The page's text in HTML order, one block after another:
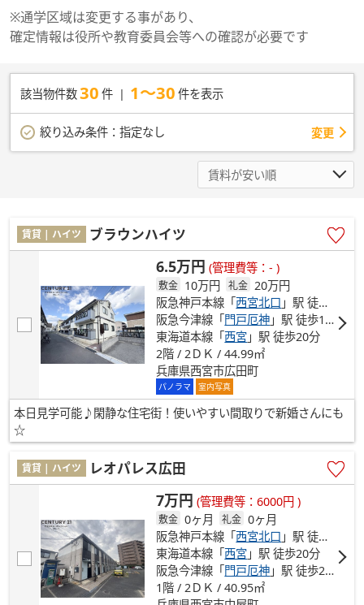
※通学区域は変更する事があり、
確定情報は役所や教育委員会等への確認が必要です
該当物件数30 件 1～30 件を表示
絞り込み条件： 指定なし 変更
賃貸 | ハイツ ブラウンハイツ
6.5万円 (管理費等：- )
敷金 10万円 礼金 20万円
阪急神戸本線「西宮北口 」駅 徒歩17分
阪急今津線「門戸厄神 」駅 徒歩18分
東海道本線「西宮 」駅 徒歩20分
2階 / 2ＤＫ / 44.99㎡
兵庫県西宮市広田町
パノラマ 室内写真
本日見学可能♪閑静な住宅街！使いやすい間取りで新婚さんにも
☆
賃貸 | ハイツ レオパレス広田
7万円 (管理費等：6000円 )
敷金 0ヶ月 礼金 0ヶ月
阪急神戸本線「西宮北口 」駅 徒歩18分
東海道本線「西宮 」駅 徒歩20分
阪急今津線「門戸厄神 」駅 徒歩22分
1階 / 2ＤＫ / 40.95㎡